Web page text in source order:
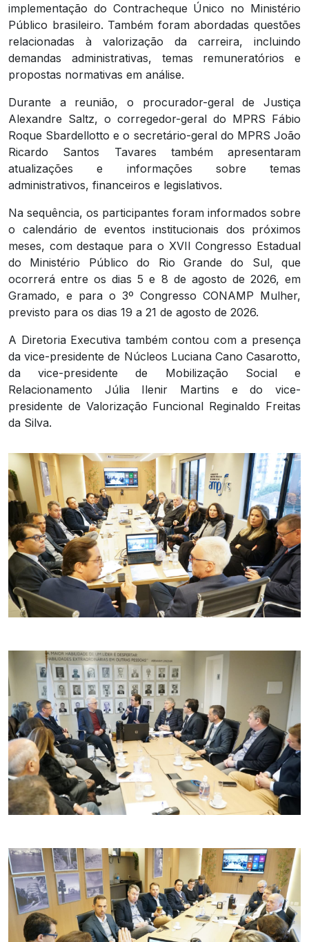
implementação do Contracheque Único no Ministério
Público brasileiro. Também foram abordadas questões
relacionadas à valorização da carreira, incluindo
demandas administrativas, temas remuneratórios e
propostas normativas em análise.
Durante a reunião, o procurador-geral de Justiça
Alexandre Saltz, o corregedor-geral do MPRS Fábio
Roque Sbardellotto e o secretário-geral do MPRS João
Ricardo Santos Tavares também apresentaram
atualizações e informações sobre temas
administrativos, financeiros e legislativos.
Na sequência, os participantes foram informados sobre
o calendário de eventos institucionais dos próximos
meses, com destaque para o XVII Congresso Estadual
do Ministério Público do Rio Grande do Sul, que
ocorrerá entre os dias 5 e 8 de agosto de 2026, em
Gramado, e para o 3º Congresso CONAMP Mulher,
previsto para os dias 19 a 21 de agosto de 2026.
A Diretoria Executiva também contou com a presença
da vice-presidente de Núcleos Luciana Cano Casarotto,
da vice-presidente de Mobilização Social e
Relacionamento Júlia Ilenir Martins e do vice-
presidente de Valorização Funcional Reginaldo Freitas
da Silva.